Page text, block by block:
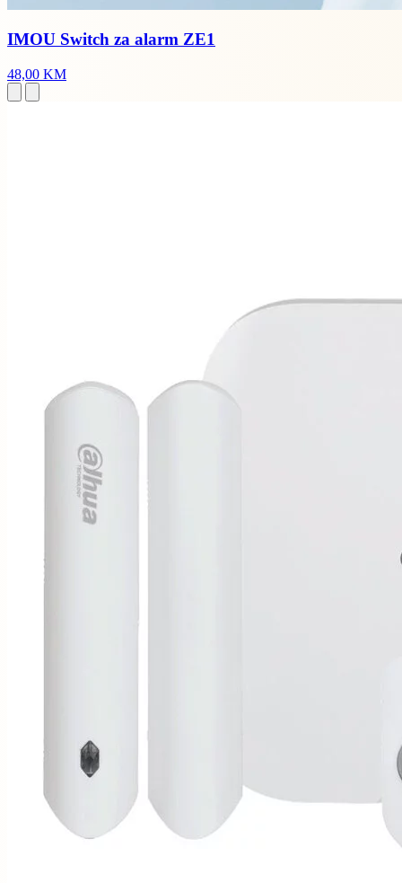
IMOU Switch za alarm ZE1
48,00 KM